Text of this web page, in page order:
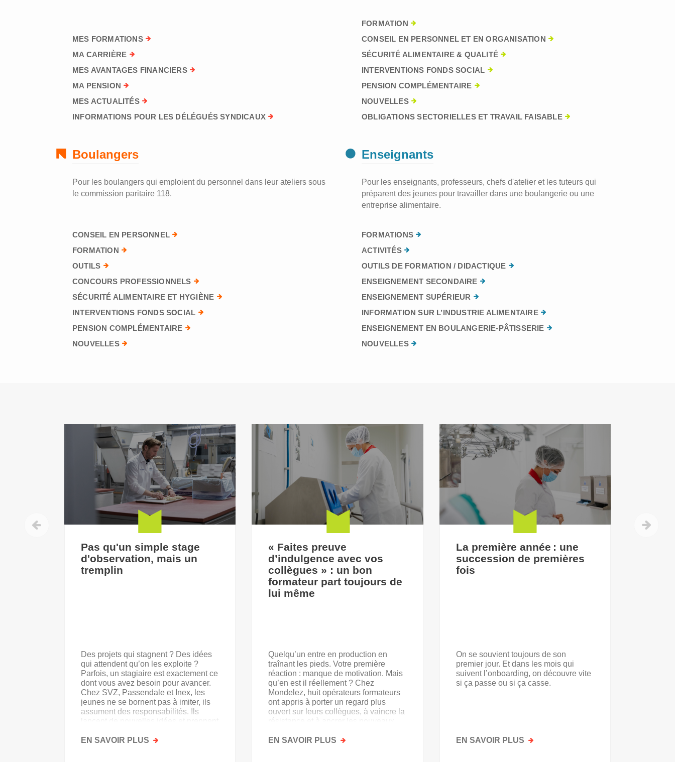
MES FORMATIONS
MA CARRIÈRE
MES AVANTAGES FINANCIERS
MA PENSION
MES ACTUALITÉS
INFORMATIONS POUR LES DÉLÉGUÉS SYNDICAUX
FORMATION
CONSEIL EN PERSONNEL ET EN ORGANISATION
SÉCURITÉ ALIMENTAIRE & QUALITÉ
INTERVENTIONS FONDS SOCIAL
PENSION COMPLÉMENTAIRE
NOUVELLES
OBLIGATIONS SECTORIELLES ET TRAVAIL FAISABLE
Boulangers
Pour les boulangers qui emploient du personnel dans leur ateliers sous
le commission paritaire 118.
CONSEIL EN PERSONNEL
FORMATION
OUTILS
CONCOURS PROFESSIONNELS
SÉCURITÉ ALIMENTAIRE ET HYGIÈNE
INTERVENTIONS FONDS SOCIAL
PENSION COMPLÉMENTAIRE
NOUVELLES
Enseignants
Pour les enseignants, professeurs, chefs d'atelier et les tuteurs qui
préparent des jeunes pour travailler dans une boulangerie ou une
entreprise alimentaire.
FORMATIONS
ACTIVITÉS
OUTILS DE FORMATION / DIDACTIQUE
ENSEIGNEMENT SECONDAIRE
ENSEIGNEMENT SUPÉRIEUR
INFORMATION SUR L’INDUSTRIE ALIMENTAIRE
ENSEIGNEMENT EN BOULANGERIE-PÂTISSERIE
NOUVELLES
Pas qu'un simple stage
d'observation, mais un
tremplin
Des projets qui stagnent ? Des idées
qui attendent qu’on les exploite ?
Parfois, un stagiaire est exactement ce
dont vous avez besoin pour avancer.
Chez SVZ, Passendale et Inex, les
jeunes ne se bornent pas à imiter, ils
assument des responsabilités. Ils
lancent de nouvelles idées et prennent
EN SAVOIR PLUS SUR
« Faites preuve
d’indulgence avec vos
collègues » : un bon
formateur part toujours de
lui même
Quelqu’un entre en production en
traînant les pieds. Votre première
réaction : manque de motivation. Mais
qu’en est il réellement ? Chez
Mondelez, huit opérateurs formateurs
ont appris à porter un regard plus
ouvert sur leurs collègues, à vaincre la
résistance et à ancrer les nouveaux
EN SAVOIR PLUS SUR
La première année : une
succession de premières
fois
On se souvient toujours de son
premier jour. Et dans les mois qui
suivent l’onboarding, on découvre vite
si ça passe ou si ça casse.
EN SAVOIR PLUS SUR